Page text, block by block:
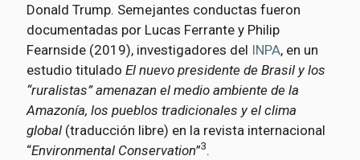
Donald Trump. Semejantes conductas fueron
documentadas por Lucas Ferrante y Philip
Fearnside (2019), investigadores del INPA, en un
estudio titulado El nuevo presidente de Brasil y los
“ruralistas” amenazan el medio ambiente de la
Amazonía, los pueblos tradicionales y el clima
global(traducción libre) en la revista internacional
“Environmental Conservation”3.